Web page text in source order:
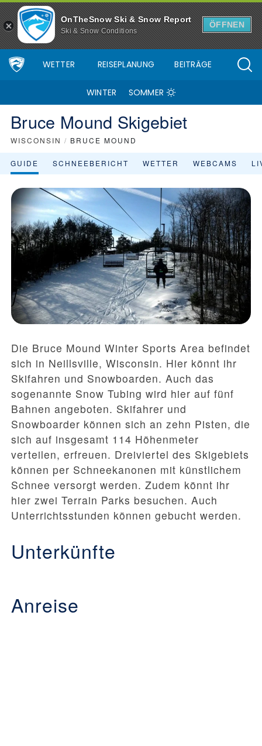
OnTheSnow Ski & Snow Report
Ski & Snow Conditions
ÖFFNEN
WETTER REISEPLANUNG BEITRÄGE
WINTER SOMMER
Bruce Mound Skigebiet
WISCONSIN / BRUCE MOUND
GUIDE SCHNEEBERICHT WETTER WEBCAMS
Die Bruce Mound Winter Sports Area befindet
sich in Neillsville, Wisconsin. Hier könnt ihr
Skifahren und Snowboarden. Auch das
sogenannte Snow Tubing wird hier auf fünf
Bahnen angeboten. Skifahrer und
Snowboarder können sich an zehn Pisten, die
sich auf insgesamt 114 Höhenmeter
verteilen, erfreuen. Dreiviertel des Skigebiets
können per Schneekanonen mit künstlichem
Schnee versorgt werden. Zudem könnt ihr
hier zwei Terrain Parks besuchen. Auch
Unterrichtsstunden können gebucht werden.
Unterkünfte
Anreise
Skigebiet Bruce Mound - Skiinfo.de